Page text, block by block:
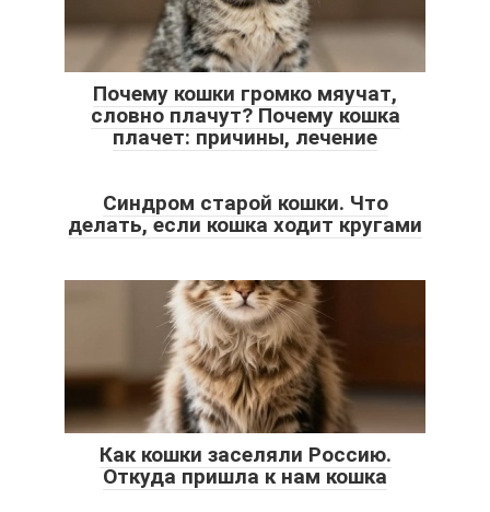
Почему кошки громко мяучат,
словно плачут? Почему кошка
плачет: причины, лечение
Синдром старой кошки. Что
делать, если кошка ходит кругами
Как кошки заселяли Россию.
Откуда пришла к нам кошка